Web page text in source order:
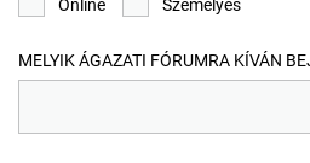
Online
Személyes
MELYIK ÁGAZATI FÓRUMRA KÍVÁN